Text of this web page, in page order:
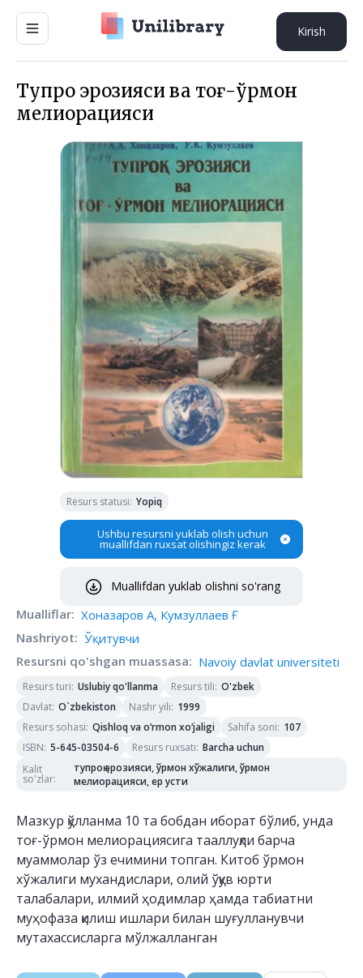
Kirish
Тупроқ эрозияси ва тоғ-ўрмон
мелиорацияси
Resurs statusi: Yopiq
Ushbu resursni yuklab olish uchun
muallifdan ruxsat olishingiz kerak
Muallifdan yuklab olishni so'rang
Mualliflar: Хоназаров А, Кумзуллаев Ғ
Nashriyot: Ўқитувчи
Resursni qo'shgan muassasa: Navoiy davlat universiteti
Resurs turi: Uslubiy qo'llanma Resurs tili: O'zbek
Davlat: O`zbekiston Nashr yili: 1999
Resurs sohasi: Qishloq va o‘rmon xo‘jaligi Sahifa soni: 107
ISBN: 5-645-03504-6 Resurs ruxsati: Barcha uchun
Kalit
so'zlar:
тупроқ эрозияси, ўрмон хўжалиги, ўрмон
мелиорацияси, ер усти
Мазкур қўлланма 10 та бобдан иборат бўлиб, унда
тоғ-ўрмон мелиорациясига тааллуқли барча
муаммолар ўз ечимини топган. Китоб ўрмон
хўжалиги мухандислари, олий ўқув юрти
талабалари, илмий ҳодимлар ҳамда табиатни
муҳофаза қилиш ишлари билан шуғулланувчи
мутахассисларга мўлжалланган